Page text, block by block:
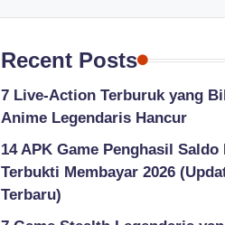
Recent Posts
7 Live-Action Terburuk yang
Anime Legendaris Hancur
14 APK Game Penghasil Saldo
Terbukti Membayar 2026
Terbaru)